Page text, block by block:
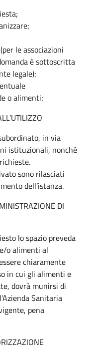
le associazioni
è sottoscritta
legale);
o alimenti;
in via
istituzionali, nonché
sono rilasciati
dell’istanza.
DI
lo spazio preveda
o alimenti al
chiaramente
in cui gli alimenti e
dovrà munirsi di
Sanitaria
pena